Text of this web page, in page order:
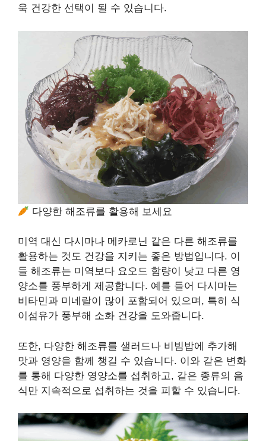
욱 건강한 선택이 될 수 있습니다.
다양한 해조류를 활용해 보세요
미역 대신 다시마나 메카로닌 같은 다른 해조류를
활용하는 것도 건강을 지키는 좋은 방법입니다. 이
들 해조류는 미역보다 요오드 함량이 낮고 다른 영
양소를 풍부하게 제공합니다. 예를 들어 다시마는
비타민과 미네랄이 많이 포함되어 있으며, 특히 식
이섬유가 풍부해 소화 건강을 도와줍니다.
또한, 다양한 해조류를 샐러드나 비빔밥에 추가해
맛과 영양을 함께 챙길 수 있습니다. 이와 같은 변화
를 통해 다양한 영양소를 섭취하고, 같은 종류의 음
식만 지속적으로 섭취하는 것을 피할 수 있습니다.